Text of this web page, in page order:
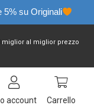
5% su Originali
miglior al miglior prezzo
account Carrello